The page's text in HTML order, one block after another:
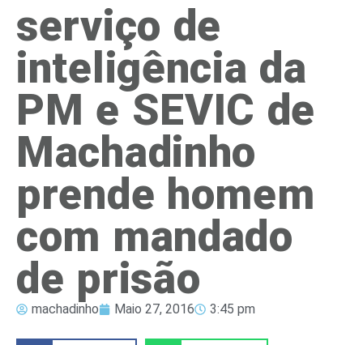
serviço de
inteligência da
PM e SEVIC de
Machadinho
prende homem
com mandado
de prisão
machadinho Maio 27, 2016 3:45 pm